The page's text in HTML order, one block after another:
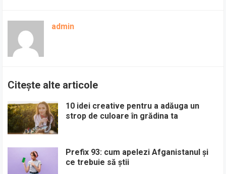
admin
Citește alte articole
10 idei creative pentru a adăuga un
strop de culoare în grădina ta
Prefix 93: cum apelezi Afganistanul și
ce trebuie să știi